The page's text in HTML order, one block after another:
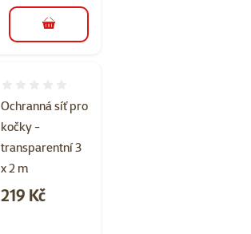
do košíku
Ochranná síť pro
kočky -
transparentní 3
x 2 m
Cena
219 Kč